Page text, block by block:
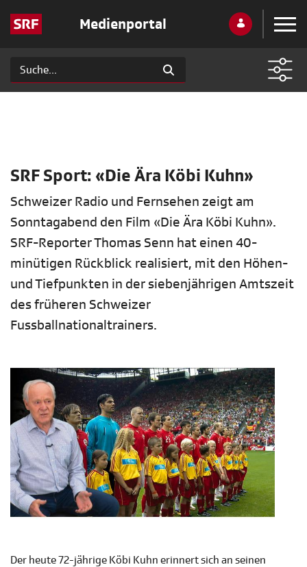
Medienportal
SRF Sport: «Die Ära Köbi Kuhn»
Schweizer Radio und Fernsehen zeigt am
Sonntagabend den Film «Die Ära Köbi Kuhn».
SRF-Reporter Thomas Senn hat einen 40-
minütigen Rückblick realisiert, mit den Höhen-
und Tiefpunkten in der siebenjährigen Amtszeit
des früheren Schweizer
Fussballnationaltrainers.
Der heute 72-jährige Köbi Kuhn erinnert sich an seinen